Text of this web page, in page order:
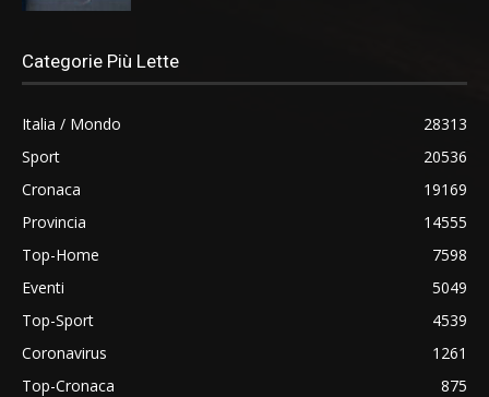
Categorie Più Lette
Italia / Mondo
28313
Sport
20536
Cronaca
19169
Provincia
14555
Top-Home
7598
Eventi
5049
Top-Sport
4539
Coronavirus
1261
Top-Cronaca
875